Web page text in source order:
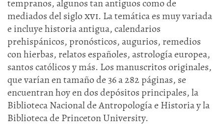
tempranos, algunos tan antiguos como de
mediados del sigloxvi. La temática es muy variada
e incluye historia antigua, calendarios
prehispánicos, pronósticos, augurios, remedios
con hierbas, relatos españoles, astrología europea,
santos católicos y más. Los manuscritos originales,
que varían en tamaño de 36 a 282 páginas, se
encuentran hoy en dos depósitos principales, la
Biblioteca Nacional de Antropología e Historia y la
Biblioteca de Princeton University.